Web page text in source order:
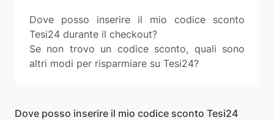
Dove posso inserire il mio codice sconto
Tesi24 durante il checkout?
Se non trovo un codice sconto, quali sono
altri modi per risparmiare su Tesi24?
Dove posso inserire il mio codice sconto Tesi24